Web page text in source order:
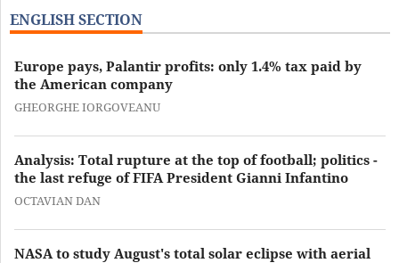
ENGLISH SECTION
Europe pays, Palantir profits: only 1.4% tax paid by
the American company
GHEORGHE IORGOVEANU
Analysis: Total rupture at the top of football; politics -
the last refuge of FIFA President Gianni Infantino
OCTAVIAN DAN
NASA to study August's total solar eclipse with aerial